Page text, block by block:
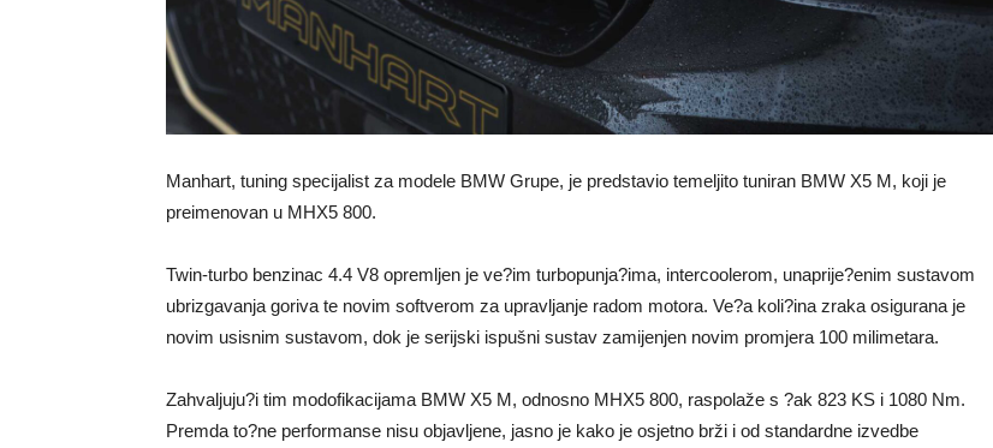
Manhart, tuning specijalist za modele BMW Grupe, je predstavio temeljito tuniran BMW X5 M, koji je
preimenovan u MHX5 800.
Twin-turbo benzinac 4.4 V8 opremljen je ve?im turbopunja?ima, intercoolerom, unaprije?enim sustavom
ubrizgavanja goriva te novim softverom za upravljanje radom motora. Ve?a koli?ina zraka osigurana je
novim usisnim sustavom, dok je serijski ispušni sustav zamijenjen novim promjera 100 milimetara.
Zahvaljuju?i tim modofikacijama BMW X5 M, odnosno MHX5 800, raspolaže s ?ak 823 KS i 1080 Nm.
Premda to?ne performanse nisu objavljene, jasno je kako je osjetno brži i od standardne izvedbe